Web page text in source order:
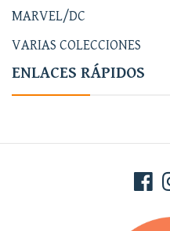
MARVEL/DC
VARIAS COLECCIONES
ENLACES RÁPIDOS